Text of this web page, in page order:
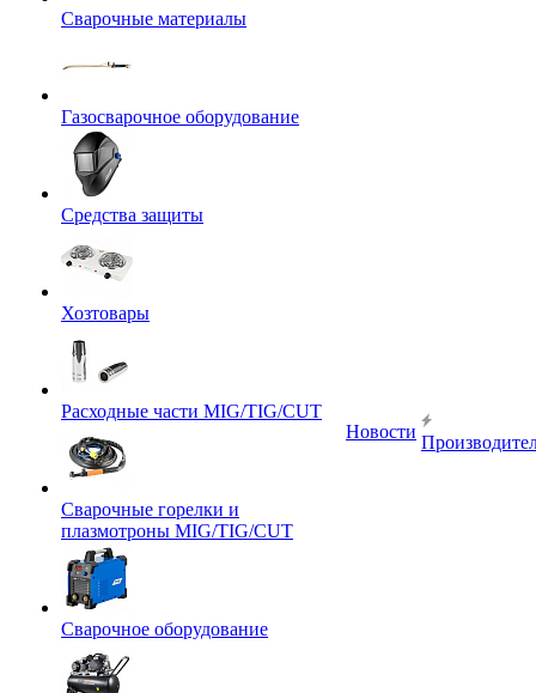
Сварочные материалы
Газосварочное оборудование
Средства защиты
Хозтовары
Расходные части MIG/TIG/CUT
Сварочные горелки и
плазмотроны MIG/TIG/CUT
Сварочное оборудование
Новости